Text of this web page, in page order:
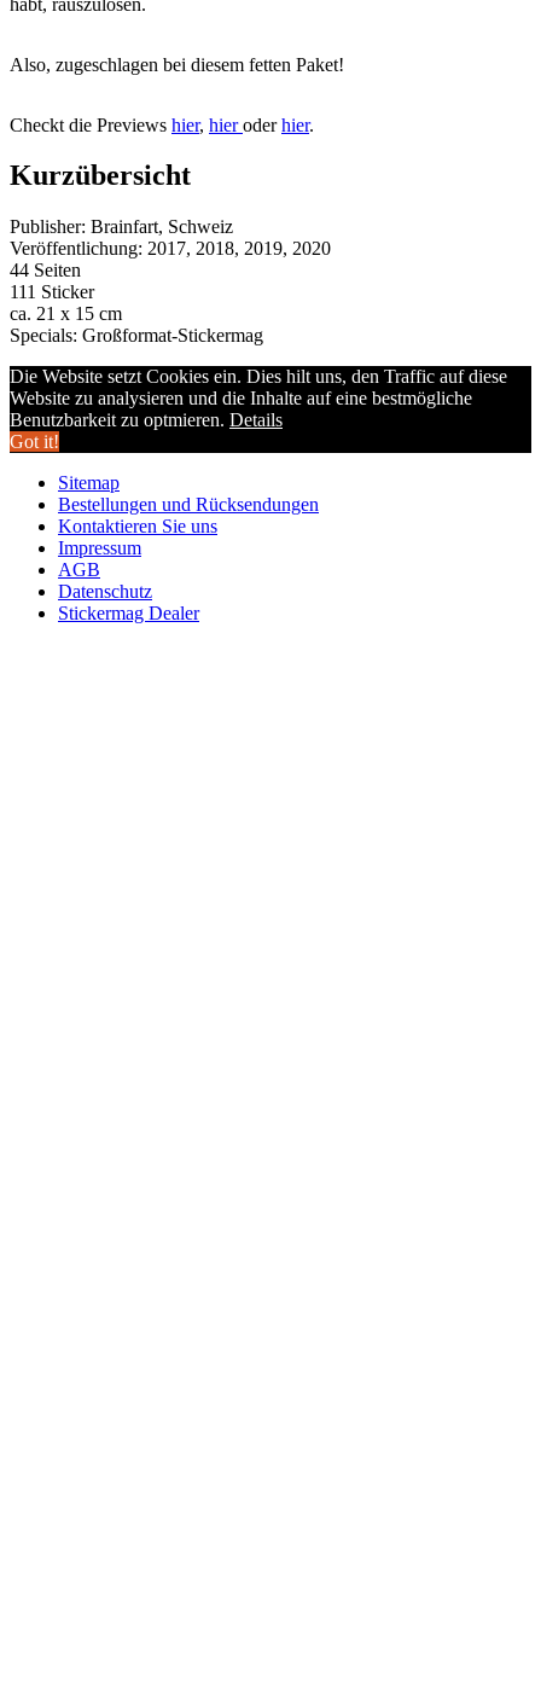
Also, zugeschlagen bei diesem fetten Paket!
Checkt die Previews hier, hieroderhier.
Kurzübersicht
Publisher: Brainfart, Schweiz
Veröffentlichung: 2017, 2018, 2019, 2020
44 Seiten
111 Sticker
ca. 21 x 15 cm
Specials: Großformat-Stickermag
Die Website setzt Cookies ein. Dies hilt uns, den Traffic auf diese
Website zu analysieren und die Inhalte auf eine bestmögliche
Benutzbarkeit zu optmieren. Details
Got it!
Sitemap
Bestellungen und Rücksendungen
Kontaktieren Sie uns
Impressum
AGB
Datenschutz
Stickermag Dealer